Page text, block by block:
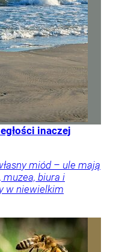
inaczej
miód – ule mają
muzea, biura i
w niewielkim